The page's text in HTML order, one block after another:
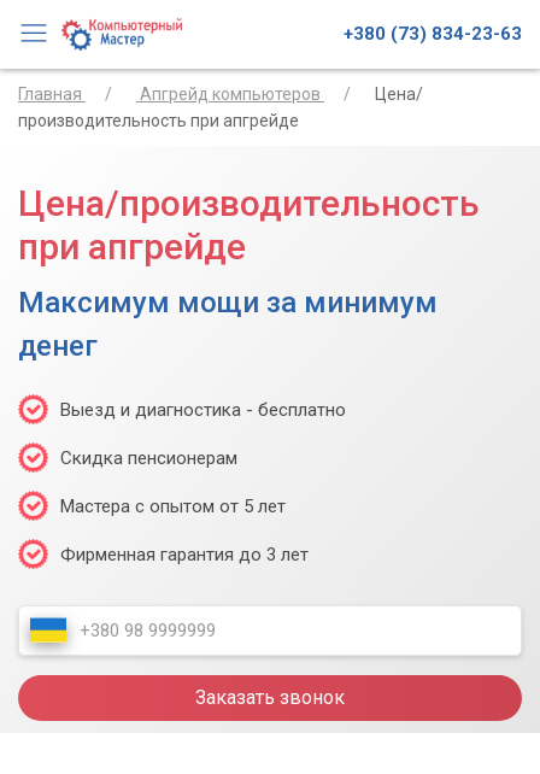
+380 (73) 834-23-63
Главная Апгрейд компьютеров
Цена/
производительность при апгрейде
Цена/производительность
при апгрейде
Максимум мощи за минимум
денег
Выезд и диагностика - бесплатно
Скидка пенсионерам
Мастера с опытом от 5 лет
Фирменная гарантия до 3 лет
Заказать звонок